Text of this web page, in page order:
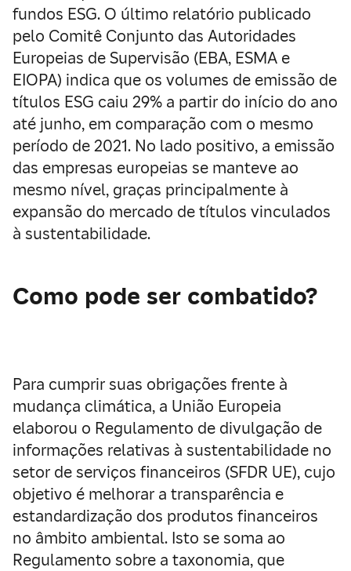
fundos ESG. O último relatório publicado
pelo Comitê Conjunto das Autoridades
Europeias de Supervisão (EBA, ESMA e
EIOPA) indica que os volumes de emissão de
títulos ESG caiu 29% a partir do início do ano
até junho, em comparação com o mesmo
período de 2021. No lado positivo, a emissão
das empresas europeias se manteve ao
mesmo nível, graças principalmente à
expansão do mercado de títulos vinculados
à sustentabilidade.
Como pode ser combatido?
Para cumprir suas obrigações frente à
mudança climática, a União Europeia
elaborou o Regulamento de divulgação de
informações relativas à sustentabilidade no
setor de serviços financeiros (SFDR UE), cujo
objetivo é melhorar a transparência e
estandardização dos produtos financeiros
no âmbito ambiental. Isto se soma ao
Regulamento sobre a taxonomia, que